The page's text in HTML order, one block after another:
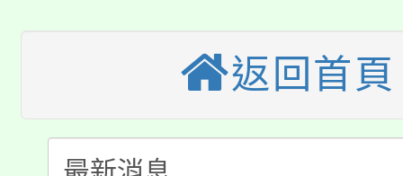
《TA101》溝通分析基
程，歡迎學生輔導中心
心理、諮商輔導、社會
縣市「校園短影音徵
門員」簡章及活動海報
桃園市115學年度學生
要點
「桃園市補助參觀特色
展演活動實施計畫」
115年度「教育部表揚
返回首頁